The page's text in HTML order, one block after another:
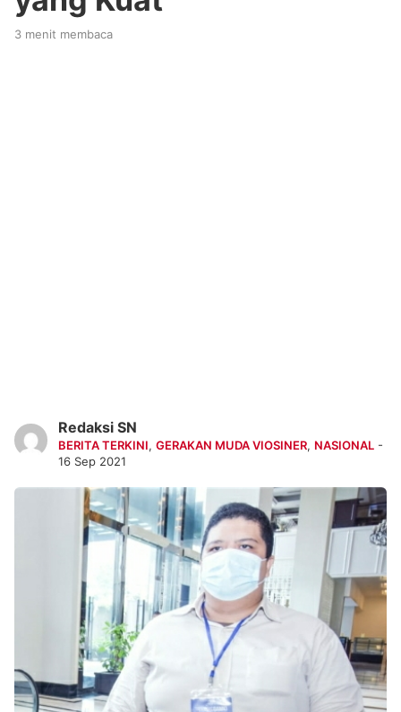
3 menit membaca
Redaksi SN
BERITA TERKINI,GERAKAN MUDA VIOSINER, NASIONAL -
16 Sep 2021